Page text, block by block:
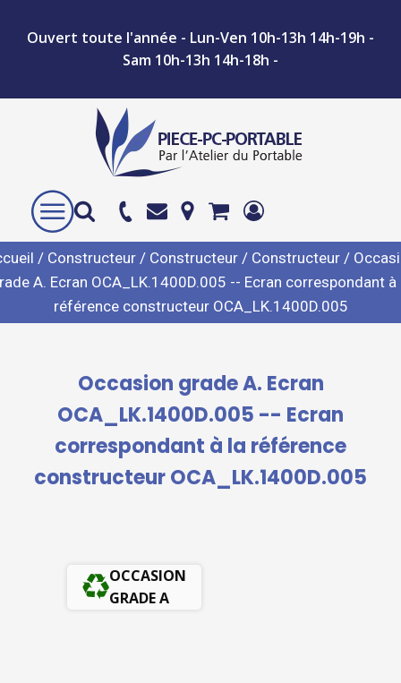
Ouvert toute l'année - Lun-Ven 10h-13h 14h-19h -
Sam 10h-13h 14h-18h -
/ Constructeur/ Constructeur/ Constructeur/
A. Ecran OCA_LK.1400D.005 -- Ecran correspondant à
référence constructeur OCA_LK.1400D.005
Occasion grade A. Ecran
OCA_LK.1400D.005 -- Ecran
correspondant à la référence
constructeur OCA_LK.1400D.005
OCCASION
GRADE A